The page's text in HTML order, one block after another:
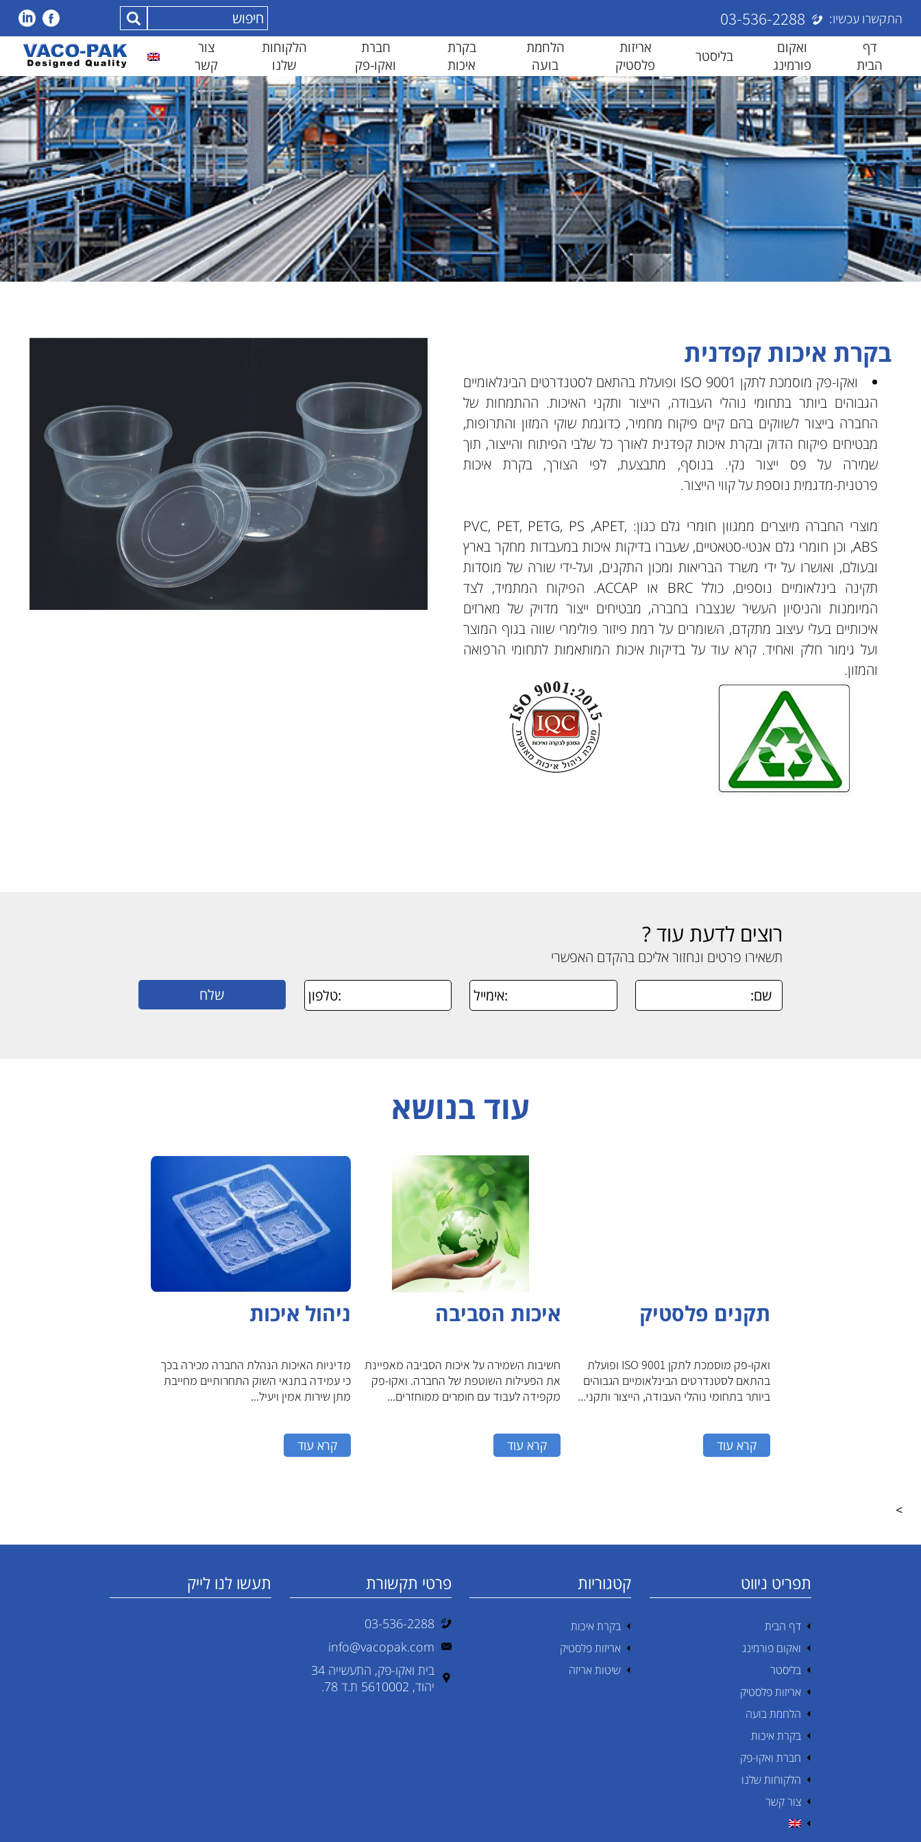
התקשרו עכשיו: 03-536-2288
דף
הבית
ואקום
פורמינג
בליסטר
אריזות
פלסטיק
הלחמת
בועה
בקרת
איכות
חברת
ואקו-פק
הלקוחות
שלנו
צור
קשר
בקרת איכות קפדנית
ואקו-פק מוסמכת לתקן ISO 9001 ופועלת בהתאם לסטנדרטים הבינלאומיים
הגבוהים ביותר בתחומי נוהלי העבודה, הייצור ותקני האיכות. ההתמחות של
החברה בייצור לשווקים בהם קיים פיקוח מחמיר, כדוגמת שוקי המזון והתרופות,
מבטיחים פיקוח הדוק ובקרת איכות קפדנית לאורך כל שלבי הפיתוח והייצור, תוך
שמירה על פס ייצור נקי. בנוסף, מתבצעת, לפי הצורך, בקרת איכות
פרטנית-מדגמית נוספת על קווי הייצור.
מוצרי החברה מיוצרים ממגוון חומרי גלם כגון: PVC, PET, PETG, PS ,APET,
,ABS וכן חומרי גלם אנטי-סטאטיים, שעברו בדיקות איכות במעבדות מחקר בארץ
ובעולם, ואושרו על ידי משרד הבריאות ומכון התקנים, ועל-ידי שורה של מוסדות
תקינה בינלאומיים נוספים, כולל BRC או ACCAP. הפיקוח המתמיד, לצד
המיומנות והניסיון העשיר שנצברו בחברה, מבטיחים ייצור מדויק של מארזים
איכותיים בעלי עיצוב מתקדם, השומרים על רמת פיזור פולימרי שווה בגוף המוצר
ועל גימור חלק ואחיד. קרא עוד על בדיקות איכות המותאמות לתחומי הרפואה
והמזון.
רוצים לדעת עוד ?
תשאירו פרטים ונחזור אליכם בהקדם האפשרי
עוד בנושא
תקנים פלסטיק
ואקו-פק מוסמכת לתקן ISO 9001 ופועלת
בהתאם לסטנדרטים הבינלאומיים הגבוהים
ביותר בתחומי נוהלי העבודה, הייצור ותקני...
קרא עוד
איכות הסביבה
חשיבות השמירה על איכות הסביבה מאפיינת
את הפעילות השוטפת של החברה. ואקו-פק
מקפידה לעבוד עם חומרים ממוחזרים...
קרא עוד
ניהול איכות
מדיניות האיכות הנהלת החברה מכירה בכך
כי עמידה בתנאי השוק התחרותיים מחייבת
מתן שירות אמין ויעיל...
קרא עוד
>
תפריט ניווט
דף הבית
ואקום פורמינג
בליסטר
אריזות פלסטיק
הלחמת בועה
בקרת איכות
חברת ואקו-פק
הלקוחות שלנו
צור קשר
קטגוריות
בקרת איכות
אריזות פלסטיק
שיטות אריזה
פרטי תקשורת
03-536-2288
info@vacopak.com
בית ואקו-פק, התעשייה 34
יהוד, 5610002 ת.ד 78.
תעשו לנו לייק